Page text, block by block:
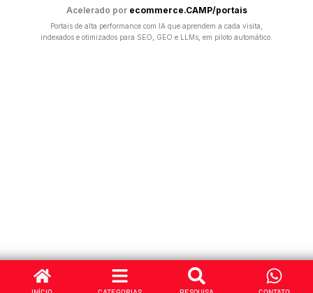
Acelerado por ecommerce.CAMP/portais
Portais de alta performance com IA que aprendem a cada visita,
indexados e otimizados para SEO, GEO e LLMs, em piloto automático.